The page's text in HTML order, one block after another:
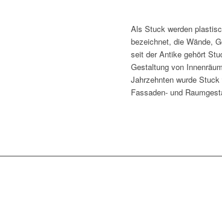
Als Stuck werden
bezeichnet, die Wände,
seit der Antike gehört
Gestaltung von
Jahrzehnten wurde
Fassaden- und